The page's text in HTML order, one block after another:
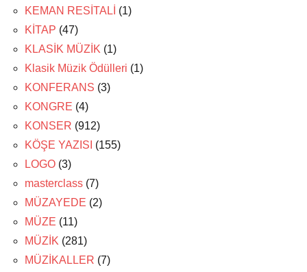
KEMAN RESİTALİ (1)
KİTAP (47)
KLASİK MÜZİK (1)
Klasik Müzik Ödülleri (1)
KONFERANS (3)
KONGRE (4)
KONSER (912)
KÖŞE YAZISI (155)
LOGO (3)
masterclass (7)
MÜZAYEDE (2)
MÜZE (11)
MÜZİK (281)
MÜZİKALLER (7)